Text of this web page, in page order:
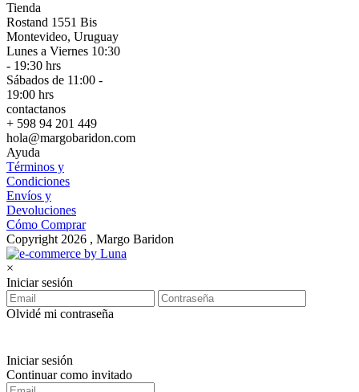
Tienda
Rostand 1551 Bis
Montevideo, Uruguay
Lunes a Viernes 10:30
- 19:30 hrs
Sábados de 11:00 -
19:00 hrs
contactanos
+ 598 94 201 449
hola@margobaridon.com
Ayuda
Términos y
Condiciones
Envíos y
Devoluciones
Cómo Comprar
Copyright 2026 , Margo Baridon
×
Iniciar sesión
Olvidé mi contraseña
Iniciar sesión
Continuar como invitado